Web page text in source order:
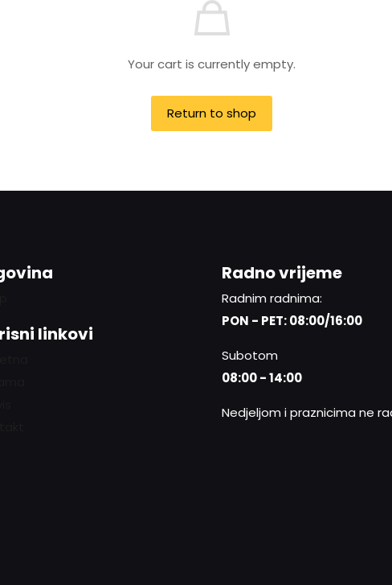
Your cart is currently empty.
Return to shop
linkovi
Radno vrijeme
Radnim radnima:
PON - PET: 08:00/16:00
Subotom
08:00 - 14:00
Nedjeljom i praznicima ne